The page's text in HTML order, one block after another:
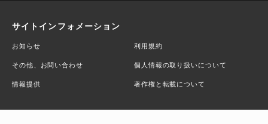
サイトインフォメーション
お知らせ 利用規約
その他、お問い合わせ 個人情報の取り扱いについて
情報提供 著作権と転載について